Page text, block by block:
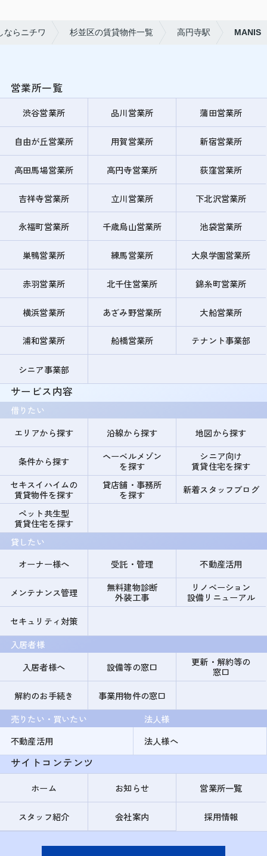
ならニチワ 杉並区の賃貸物件一覧 高円寺駅 MANIS
営業所一覧
渋谷営業所 品川営業所 蒲田営業所
自由が丘営業所 用賀営業所 新宿営業所
高田馬場営業所 高円寺営業所 荻窪営業所
吉祥寺営業所 立川営業所 下北沢営業所
永福町営業所 千歳烏山営業所 池袋営業所
巣鴨営業所 練馬営業所 大泉学園営業所
赤羽営業所 北千住営業所 錦糸町営業所
横浜営業所 あざみ野営業所 大船営業所
浦和営業所 船橋営業所 テナント事業部
シニア事業部
サービス内容
借りたい
エリアから探す
沿線から探す 地図から探す
条件から探す
ヘーベルメゾン
を探す
シニア向け
賃貸住宅を探す
セキスイハイムの
賃貸物件を探す
貸店舗・事務所
を探す
新着スタッフブログ
ペット共生型
賃貸住宅を探す
貸したい
オーナー様へ
受託・管理 不動産活用
メンテナンス管理
無料建物診断
外装工事
リノベーション
設備リニューアル
セキュリティ対策
入居者様
入居者様へ
設備等の窓口
更新・解約等の
窓口
解約のお手続き
事業用物件の窓口
売りたい・買いたい
不動産活用
法人様
法人様へ
サイトコンテンツ
ホーム お知らせ 営業所一覧
スタッフ紹介 会社案内 採用情報